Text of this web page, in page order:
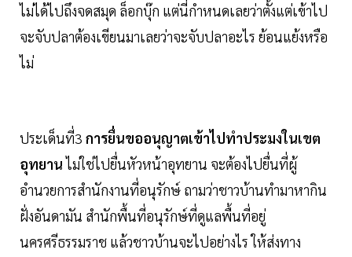
ไม่ได้ไปถึงจดสมุด ล็อกบุ๊ก แต่นี่กำหนดเลยว่าตั้งแต่เข้าไป
จะจับปลาต้องเขียนมาเลยว่าจะจับปลาอะไร ย้อนแย้งหรือ
ไม่
ประเด็นที่3 การยื่นขออนุญาตเข้าไปทำประมงในเขต
อุทยานไม่ใช่ไปยื่นหัวหน้าอุทยาน จะต้องไปยื่นที่ผู้
อำนวยการสำนักงานที่อนุรักษ์ ถามว่าชาวบ้านทำมาหากิน
ฝั่งอันดามัน สำนักพื้นที่อนุรักษ์ที่ดูแลพื้นที่อยู่
นครศรีธรรมราช แล้วชาวบ้านจะไปอย่างไร ให้ส่งทาง